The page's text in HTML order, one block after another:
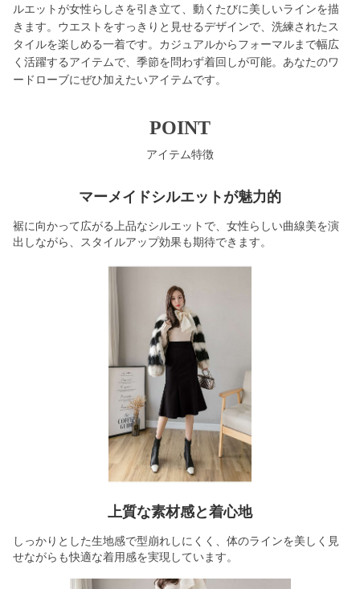
ルエットが女性らしさを引き立て、動くたびに美しいラインを描
きます。ウエストをすっきりと見せるデザインで、洗練されたス
タイルを楽しめる一着です。カジュアルからフォーマルまで幅広
く活躍するアイテムで、季節を問わず着回しが可能。あなたのワ
ードローブにぜひ加えたいアイテムです。
POINT
アイテム特徴
マーメイドシルエットが魅力的
裾に向かって広がる上品なシルエットで、女性らしい曲線美を演
出しながら、スタイルアップ効果も期待できます。
上質な素材感と着心地
しっかりとした生地感で型崩れしにくく、体のラインを美しく見
せながらも快適な着用感を実現しています。